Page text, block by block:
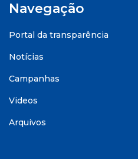
Navegação
Portal da transparência
Notícias
Campanhas
Videos
Arquivos